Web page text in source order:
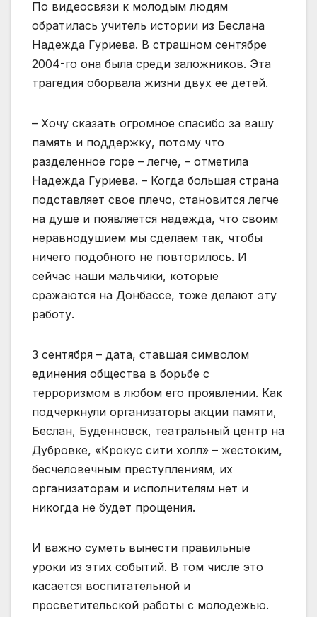
По видеосвязи к молодым людям
обратилась учитель истории из Беслана
Надежда Гуриева. В страшном сентябре
2004-го она была среди заложников. Эта
трагедия оборвала жизни двух ее детей.
– Хочу сказать огромное спасибо за вашу
память и поддержку, потому что
разделенное горе – легче, – отметила
Надежда Гуриева. – Когда большая страна
подставляет свое плечо, становится легче
на душе и появляется надежда, что своим
неравнодушием мы сделаем так, чтобы
ничего подобного не повторилось. И
сейчас наши мальчики, которые
сражаются на Донбассе, тоже делают эту
работу.
3 сентября – дата, ставшая символом
единения общества в борьбе с
терроризмом в любом его проявлении. Как
подчеркнули организаторы акции памяти,
Беслан, Буденновск, театральный центр на
Дубровке, «Крокус сити холл» – жестоким,
бесчеловечным преступлениям, их
организаторам и исполнителям нет и
никогда не будет прощения.
И важно суметь вынести правильные
уроки из этих событий. В том числе это
касается воспитательной и
просветительской работы с молодежью.